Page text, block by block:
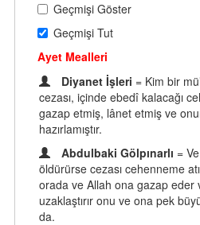
Geçmişi Göster
Geçmişi Tut
Ayet Mealleri
Diyanet İşleri = Kim bir
cezası, içinde ebedî kalacağı
gazap etmiş, lânet etmiş ve
hazırlamıştır.
Abdulbaki Gölpınarlı =
öldürürse cezası cehenneme
orada ve Allah ona gazap eder
uzaklaştırır onu ve ona pek
da.